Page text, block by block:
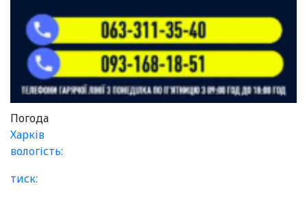
Погода
Харків
вологість:
тиск: